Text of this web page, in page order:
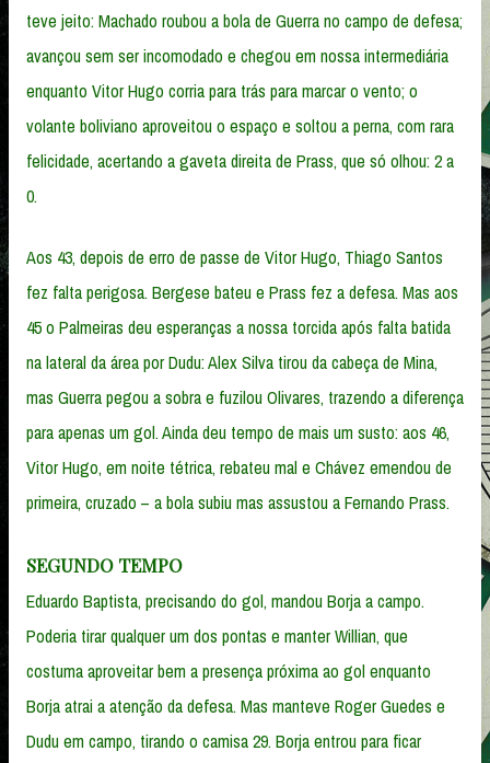
teve jeito: Machado roubou a bola de Guerra no campo de defesa;
avançou sem ser incomodado e chegou em nossa intermediária
enquanto Vitor Hugo corria para trás para marcar o vento; o
volante boliviano aproveitou o espaço e soltou a perna, com rara
felicidade, acertando a gaveta direita de Prass, que só olhou: 2 a
0.
Aos 43, depois de erro de passe de Vitor Hugo, Thiago Santos
fez falta perigosa. Bergese bateu e Prass fez a defesa. Mas aos
45 o Palmeiras deu esperanças a nossa torcida após falta batida
na lateral da área por Dudu: Alex Silva tirou da cabeça de Mina,
mas Guerra pegou a sobra e fuzilou Olivares, trazendo a diferença
para apenas um gol. Ainda deu tempo de mais um susto: aos 46,
Vitor Hugo, em noite tétrica, rebateu mal e Chávez emendou de
primeira, cruzado – a bola subiu mas assustou a Fernando Prass.
SEGUNDO TEMPO
Eduardo Baptista, precisando do gol, mandou Borja a campo.
Poderia tirar qualquer um dos pontas e manter Willian, que
costuma aproveitar bem a presença próxima ao gol enquanto
Borja atrai a atenção da defesa. Mas manteve Roger Guedes e
Dudu em campo, tirando o camisa 29. Borja entrou para ficar